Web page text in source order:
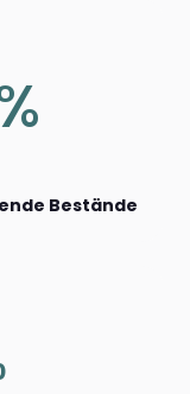
Bestände